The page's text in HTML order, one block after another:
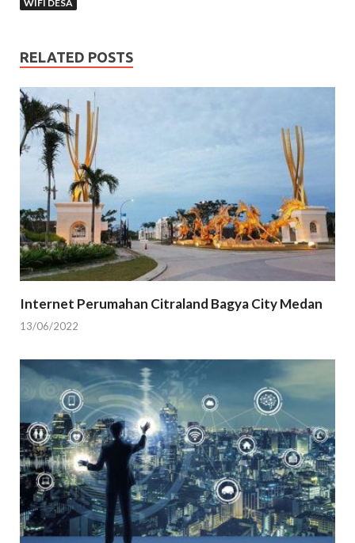
WIFI DESA
RELATED POSTS
Internet Perumahan Citraland Bagya City Medan
13/06/2022